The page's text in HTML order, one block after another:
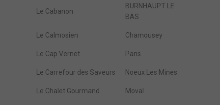
Le Cabanon
BURNHAUPT LE
BAS
Le Calmosien Chamousey
Le Cap Vernet Paris
Le Carrefour des Saveurs Noeux Les Mines
Le Chalet Gourmand Moval